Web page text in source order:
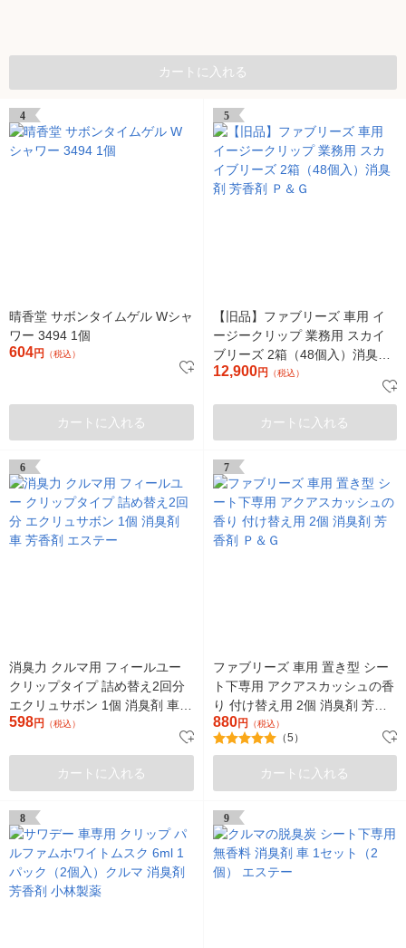
カートに入れる
4
晴香堂 サボンタイムゲル Wシャ
ワー 3494 1個
604円 （税込）
カートに入れる
5
【旧品】ファブリーズ 車用 イ
ージークリップ 業務用 スカイ
ブリーズ 2箱（48個入）消臭剤
芳香剤 Ｐ＆Ｇ
12,900円 （税込）
カートに入れる
6
消臭力 クルマ用 フィールユー
クリップタイプ 詰め替え2回分
エクリュサボン 1個 消臭剤 車
芳香剤 エステー
598円 （税込）
カートに入れる
7
ファブリーズ 車用 置き型 シー
ト下専用 アクアスカッシュの香
り 付け替え用 2個 消臭剤 芳香
剤 Ｐ＆Ｇ
880円 （税込）
（5）
カートに入れる
8 9